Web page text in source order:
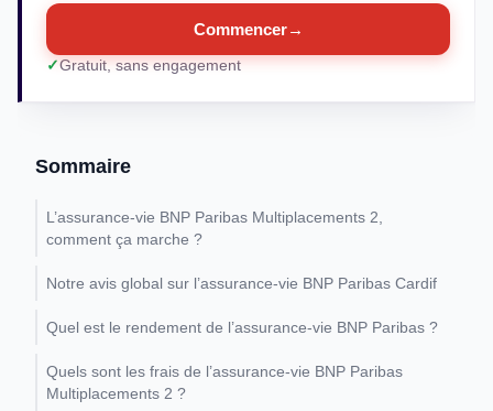
Commencer→
Gratuit, sans engagement
Sommaire
L’assurance-vie BNP Paribas Multiplacements 2,
comment ça marche ?
Notre avis global sur l’assurance-vie BNP Paribas Cardif
Quel est le rendement de l’assurance-vie BNP Paribas ?
Quels sont les frais de l’assurance-vie BNP Paribas
Multiplacements 2 ?